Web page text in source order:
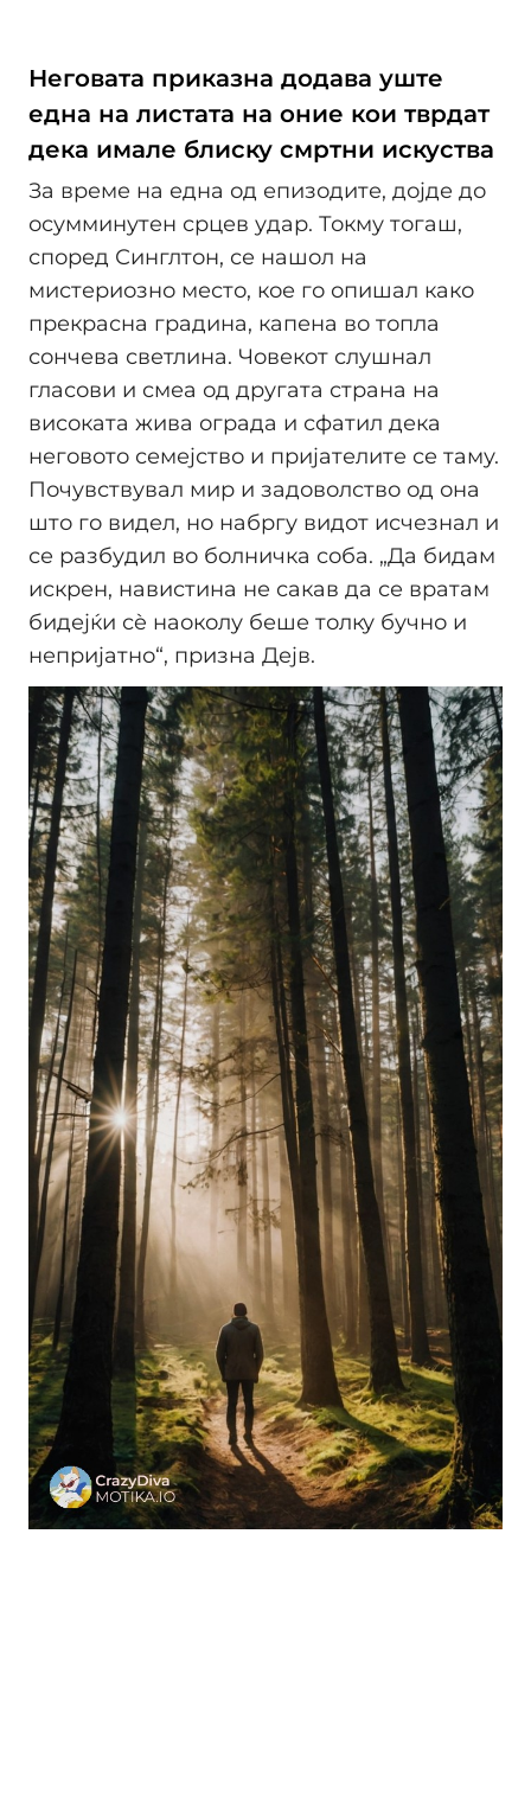
Неговата приказна додава уште
една на листата на оние кои тврдат
дека имале блиску смртни искуства
За време на една од епизодите, дојде до
осумминутен срцев удар. Токму тогаш,
според Синглтон, се нашол на
мистериозно место, кое го опишал како
прекрасна градина, капена во топла
сончева светлина. Човекот слушнал
гласови и смеа од другата страна на
високата жива ограда и сфатил дека
неговото семејство и пријателите се таму.
Почувствувал мир и задоволство од она
што го видел, но набргу видот исчезнал и
се разбудил во болничка соба. „Да бидам
искрен, навистина не сакав да се вратам
бидејќи сè наоколу беше толку бучно и
непријатно“, призна Дејв.